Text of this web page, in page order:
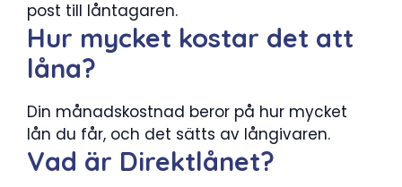
post till låntagaren.
Hur mycket kostar det att
låna?
Din månadskostnad beror på hur mycket
lån du får, och det sätts av långivaren.
Vad är Direktlånet?